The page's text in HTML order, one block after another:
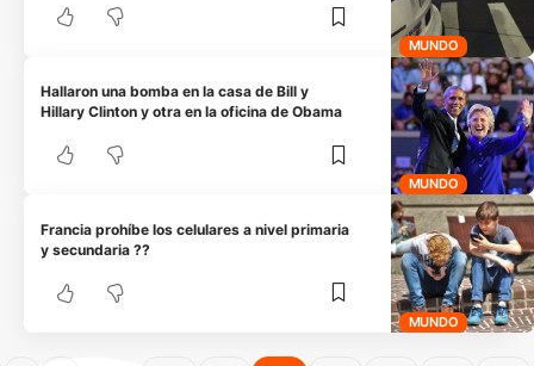
MUNDO
MUNDO
Hallaron una bomba en la casa de Bill y
Hillary Clinton y otra en la oficina de Obama
MUNDO
Francia prohíbe los celulares a nivel primaria
y secundaria ??